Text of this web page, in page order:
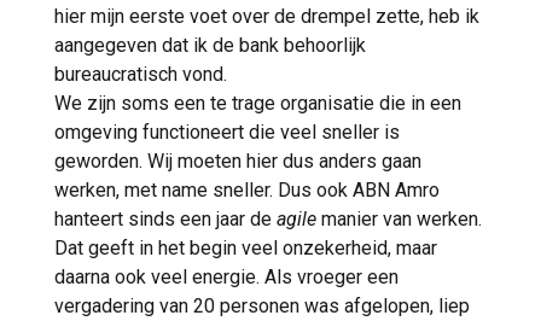
hier mijn eerste voet over de drempel zette, heb ik
aangegeven dat ik de bank behoorlijk
bureaucratisch vond.
We zijn soms een te trage organisatie die in een
omgeving functioneert die veel sneller is
geworden. Wij moeten hier dus anders gaan
werken, met name sneller. Dus ook ABN Amro
hanteert sinds een jaar de agile manier van werken.
Dat geeft in het begin veel onzekerheid, maar
daarna ook veel energie. Als vroeger een
vergadering van 20 personen was afgelopen, liep